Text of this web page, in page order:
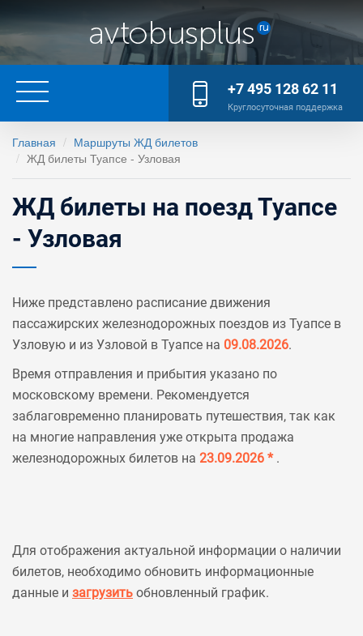
+7 495 128 62 11
Круглосуточная поддержка
Главная
Маршруты ЖД билетов
ЖД билеты Туапсе - Узловая
ЖД билеты на поезд Туапсе
- Узловая
Ниже представлено расписание движения
пассажирских железнодорожных поездов из Туапсе в
Узловую и из Узловой в Туапсе на 09.08.2026.
Время отправления и прибытия указано по
московскому времени. Рекомендуется
заблаговременно планировать путешествия, так как
на многие направления уже открыта продажа
железнодорожных билетов на 23.09.2026 * .
Для отображения актуальной информации о наличии
билетов, необходимо обновить информационные
данные и загрузить обновленный график.